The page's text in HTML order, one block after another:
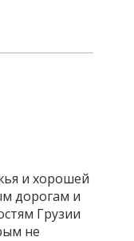
и хорошей
дорогам и
Грузии
не